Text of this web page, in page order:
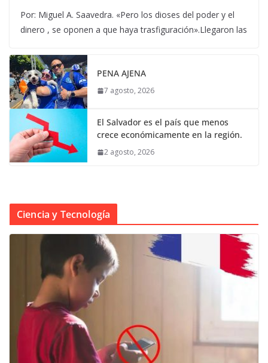
Por: Miguel A. Saavedra. «Pero los dioses del poder y el
dinero , se oponen a que haya trasfiguración».Llegaron las
PENA AJENA
7 agosto, 2026
El Salvador es el país que menos
crece económicamente en la región.
2 agosto, 2026
Ciencia y Tecnología